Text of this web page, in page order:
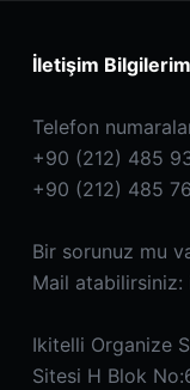
İletişim
Telefon
+90 (212) 485
+90 (212) 485
Bir sorunuz mu
Mail atabilirsiniz:
Ikitelli Organize
Sitesi H Blok